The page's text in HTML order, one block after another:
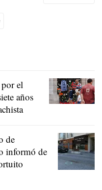
el
años
de
informó de